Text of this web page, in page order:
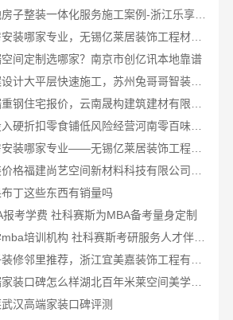
浙江本地房子整装一体化服务施工案例-浙江乐享新材料有限公司
无锡旧房安装哪家专业，无锡亿莱居装饰工程材料有限公司
间定制选哪家？南京市创亿讯本地靠谱
昆山全案设计大平层快速施工，苏州兔哥哥智装新材料有限公司
社区轻投入硬折扣零食铺低风险经营河南零百味供应链有限公司
无锡旧房安装哪家专业——无锡亿莱居装饰工程材料有限公司
丁这些东西有销量吗
报考学费 社科赛斯为MBA备考量身定制
大连大学mba培训机构 社科赛斯考研服务人才伴您成长
武汉高端家装口碑怎么样湖北百年米莱空间美学装饰材料有限公司
汉高端家装口碑评测